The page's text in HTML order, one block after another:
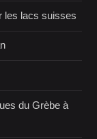
les lacs suisses
du Grèbe à